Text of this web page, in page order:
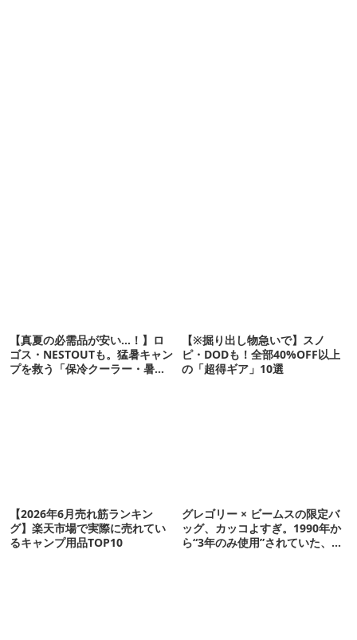
【真夏の必需品が安い…！】ロ
ゴス・NESTOUTも。猛暑キャン
プを救う「保冷クーラー・暑さ
【※掘り出し物急いで】スノ
ピ・DODも！全部40%OFF以上
の「超得ギア」10選
【2026年6月売れ筋ランキン
グ】楽天市場で実際に売れてい
るキャンプ用品TOP10
グレゴリー × ビームスの限定バ
ッグ、カッコよすぎ。1990年か
ら“3年のみ使用”されていた、紫